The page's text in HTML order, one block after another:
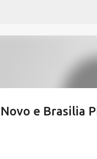
e Brasilia